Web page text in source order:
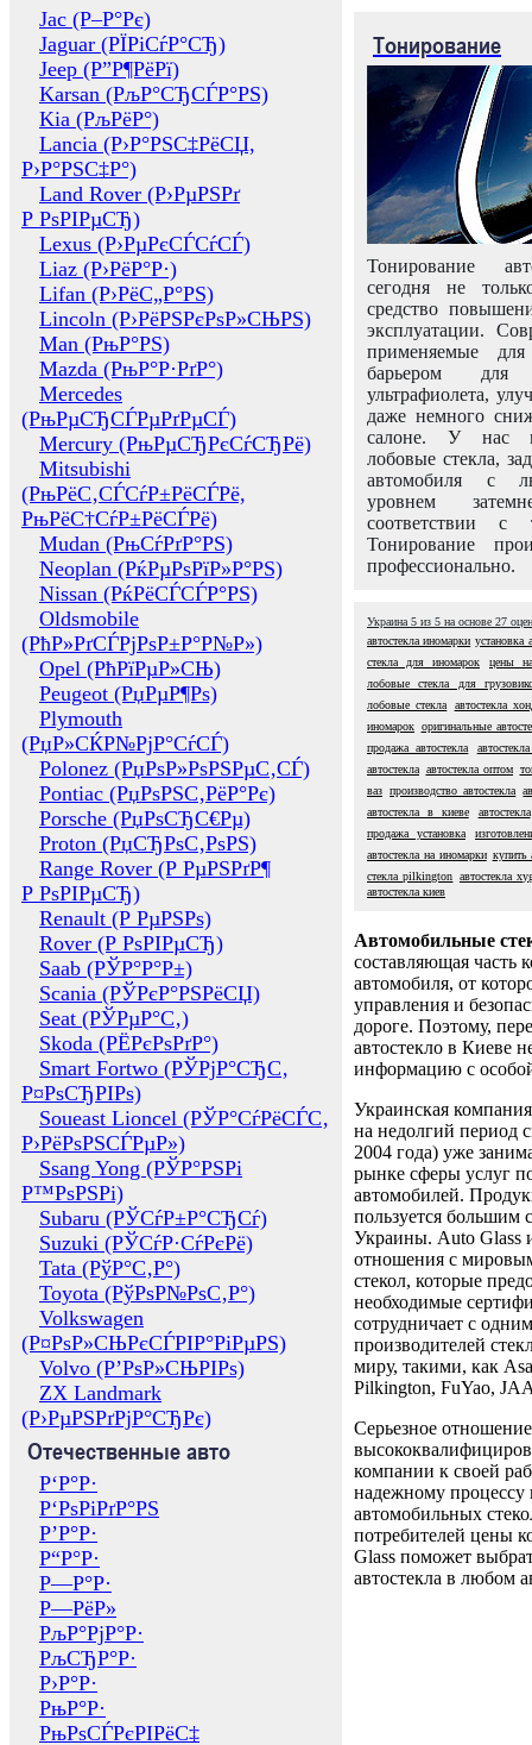
Jac (Р–Р°Рє)
Jaguar (РЇРіСѓР°СЂ)
Jeep (Р”Р¶РёРї)
Karsan (РљР°СЂСЃР°РЅ)
Kia (РљРёР°)
Lancia (Р›Р°РЅС‡РёСЏ,
Р›Р°РЅС‡Р°)
Land Rover (Р›РµРЅРґ
Р РѕРІРµСЂ)
Lexus (Р›РµРєСЃСѓСЃ)
Liaz (Р›РёР°Р·)
Lifan (Р›РёС„Р°РЅ)
Lincoln (Р›РёРЅРєРѕР»СЊРЅ)
Man (РњР°РЅ)
Mazda (РњР°Р·РґР°)
Mercedes
(РњРµСЂСЃРµРґРµСЃ)
Mercury (РњРµСЂРєСѓСЂРё)
Mitsubishi
(РњРёС‚СЃСѓР±РёСЃРё,
РњРёС†СѓР±РёСЃРё)
Mudan (РњСѓРґР°РЅ)
Neoplan (РќРµРѕРїР»Р°РЅ)
Nissan (РќРёСЃСЃР°РЅ)
Oldsmobile
(РћР»РґСЃРјРѕР±Р°Р№Р»)
Opel (РћРїРµР»СЊ)
Peugeot (РџРµР¶Рѕ)
Plymouth
(РџР»СЌР№РјР°СѓСЃ)
Polonez (РџРѕР»РѕРЅРµС‚СЃ)
Pontiac (РџРѕРЅС‚РёР°Рє)
Porsche (РџРѕСЂС€Рµ)
Proton (РџСЂРѕС‚РѕРЅ)
Range Rover (Р РµРЅРґР¶
Р РѕРІРµСЂ)
Renault (Р РµРЅРѕ)
Rover (Р РѕРІРµСЂ)
Saab (РЎР°Р°Р±)
Scania (РЎРєР°РЅРёСЏ)
Seat (РЎРµР°С‚)
Skoda (РЁРєРѕРґР°)
Smart Fortwo (РЎРјР°СЂС‚
Р¤РѕСЂРІРѕ)
Soueast Lioncel (РЎР°СѓРёСЃС‚
Р›РёРѕРЅСЃРµР»)
Ssang Yong (РЎР°РЅРі
Р™РѕРЅРі)
Subaru (РЎСѓР±Р°СЂСѓ)
Suzuki (РЎСѓР·СѓРєРё)
Tata (РўР°С‚Р°)
Toyota (РўРѕР№РѕС‚Р°)
Volkswagen
(Р¤РѕР»СЊРєСЃРІР°РіРµРЅ)
Volvo (Р’РѕР»СЊРІРѕ)
ZX Landmark
(Р›РµРЅРґРјР°СЂРє)
Отечественные авто
Р‘Р°Р·
Р‘РѕРіРґР°РЅ
Р’Р°Р·
Р“Р°Р·
Р—Р°Р·
Р—РёР»
РљР°РјР°Р·
РљСЂР°Р·
Р›Р°Р·
РњР°Р·
РњРѕСЃРєРІРёС‡
Тонирование
Тонирование
сегодня не
средство
эксплуатации.
применяемые
барьером для
ультрафиолета,
даже немного
салоне. У нас
лобовые стекла,
автомобиля с
уровнем
соответствии с
Тонирование
профессионально.
Украина 5 из 5 на основе 27
автостекла иномарки установка
стекла для иномарок
цены на
лобовые стекла для
лобовые стекла
автостекла
иномарок оригинальные
продажа автостекла
автостекла автостекла оптом
ваз производство автостекла
автостекла в киеве
автостекла
продажа установка
автостекла на иномарки купить
стекла pilkington автостекла
автостекла киев
Автомобильные
составляющая часть
автомобиля, от
управления и
дороге. Поэтому,
автостекло в Киеве
информацию с
Украинская
на недолгий период
2004 года) уже
рынке сферы услуг
автомобилей.
пользуется большим
Украины. Auto Glass
отношения с
стекол, которые
необходимые
сотрудничает с
производителей
миру, такими, как
Pilkington, FuYao,
Серьезное отношение
компании к своей
надежному процессу
автомобильных
потребителей цены
Glass поможет
автостекла в любом